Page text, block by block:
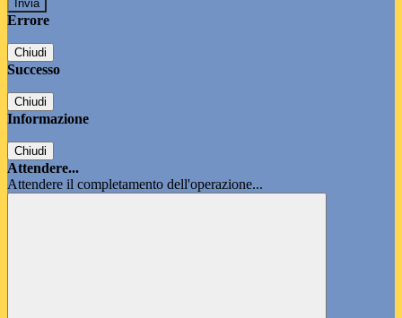
Errore
Chiudi
Successo
Chiudi
Informazione
Chiudi
Attendere...
Attendere il completamento dell'operazione...